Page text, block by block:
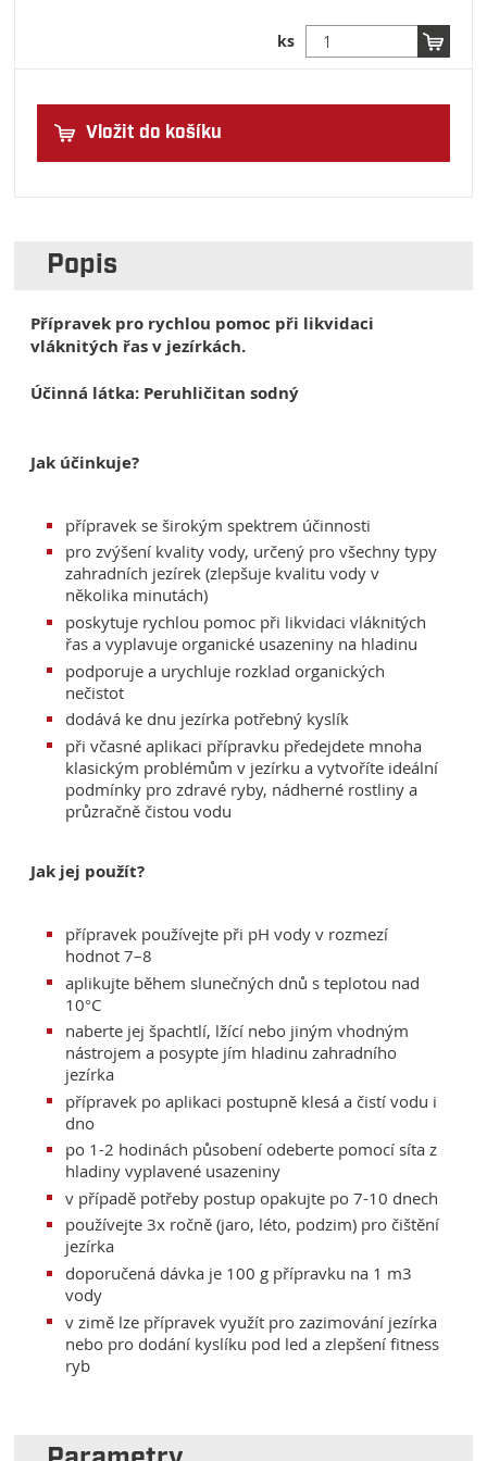
ks
Vložit do košíku
Popis
Přípravek pro rychlou pomoc při likvidaci
vláknitých řas v jezírkách.
Účinná látka: Peruhličitan sodný
Jak účinkuje?
přípravek se širokým spektrem účinnosti
pro zvýšení kvality vody, určený pro všechny typy
zahradních jezírek (zlepšuje kvalitu vody v
několika minutách)
poskytuje rychlou pomoc při likvidaci vláknitých
řas a vyplavuje organické usazeniny na hladinu
podporuje a urychluje rozklad organických
nečistot
dodává ke dnu jezírka potřebný kyslík
při včasné aplikaci přípravku předejdete mnoha
klasickým problémům v jezírku a vytvoříte ideální
podmínky pro zdravé ryby, nádherné rostliny a
průzračně čistou vodu
Jak jej použít?
přípravek používejte při pH vody v rozmezí
hodnot 7–8
aplikujte během slunečných dnů s teplotou nad
10°C
naberte jej špachtlí, lžící nebo jiným vhodným
nástrojem a posypte jím hladinu zahradního
jezírka
přípravek po aplikaci postupně klesá a čistí vodu i
dno
po 1-2 hodinách působení odeberte pomocí síta z
hladiny vyplavené usazeniny
v případě potřeby postup opakujte po 7-10 dnech
používejte 3x ročně (jaro, léto, podzim) pro čištění
jezírka
doporučená dávka je 100 g přípravku na 1 m3
vody
v zimě lze přípravek využít pro zazimování jezírka
nebo pro dodání kyslíku pod led a zlepšení fitness
ryb